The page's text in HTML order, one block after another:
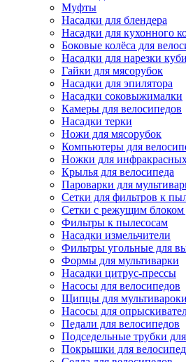
Муфты
Насадки для блендера
Насадки для кухонного
Боковые колёса для
Насадки для нарезки
Гайки для мясорубок
Насадки для эпилятора
Насадки соковыжималки
Камеры для велосипедов
Насадки терки
Ножи для мясорубок
Компьютеры для
Ножки для инфракрасных
Крылья для велосипеда
Пароварки для
Сетки для фильтров к
Сетки с режущим блоком
Фильтры к пылесосам
Насадки измельчители
Фильтры угольные для
Формы для мультиварки
Насадки цитрус-прессы
Насосы для велосипедов
Щипцы для мультивароки
Насосы для
Педали для велосипедов
Подседельные трубки
Покрышки для